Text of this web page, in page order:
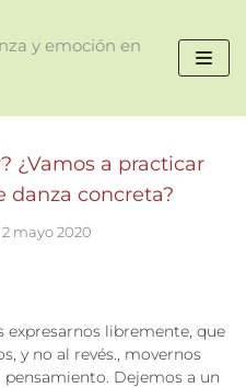
y emoción en
¿Vamos a practicar
danza concreta?
2 mayo 2020
expresarnos libremente, que
y no al revés., movernos
Dejemos a un